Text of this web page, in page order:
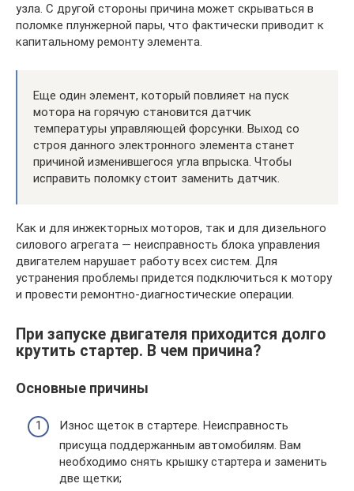
узла. С другой стороны причина может скрываться в
поломке плунжерной пары, что фактически приводит к
капитальному ремонту элемента.
Еще один элемент, который повлияет на пуск
мотора на горячую становится датчик
температуры управляющей форсунки. Выход со
строя данного электронного элемента станет
причиной изменившегося угла впрыска. Чтобы
исправить поломку стоит заменить датчик.
Как и для инжекторных моторов, так и для дизельного
силового агрегата — неисправность блока управления
двигателем нарушает работу всех систем. Для
устранения проблемы придется подключиться к мотору
и провести ремонтно-диагностические операции.
При запуске двигателя приходится долго
крутить стартер. В чем причина?
Основные причины
Износ щеток в стартере. Неисправность
присуща поддержанным автомобилям. Вам
необходимо снять крышку стартера и заменить
две щетки;